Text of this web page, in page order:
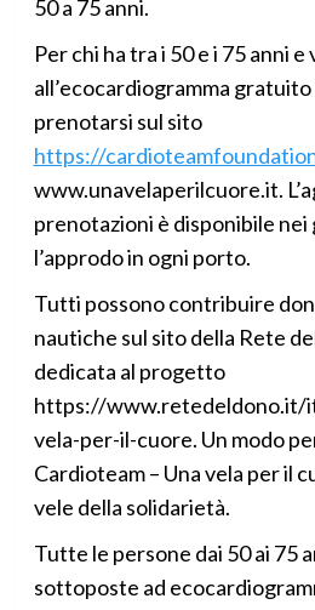
50 a 75 anni.
Per chi ha tra i 50 e i 75 anni
all’ecocardiogramma
prenotarsi sul sito
https://
www.unavelaperilcuore.it.
prenotazioni è disponibile
l’approdo in ogni porto.
Tutti possono contribuire
nautiche sul sito della Rete
dedicata al progetto
https://www.retedeldono.it/
vela-per-il-cuore. Un modo
Cardioteam – Una vela per il
vele della solidarietà.
Tutte le persone dai 50 ai 75
sottoposte ad